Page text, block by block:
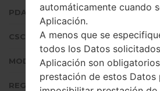
PDA/AP VERSIÓN
CSC VERSIÓN
MODEM/CP VERSIÓN
REGIÓN
automáticamente cuando
Aplicación.
A menos que se
todos los Datos
Aplicación son
prestación de estos Datos